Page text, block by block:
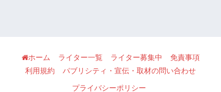
ホーム ライター一覧 ライター募集中
免責事項
利用規約
パブリシティ・宣伝・取材の問い合わせ
プライバシーポリシー